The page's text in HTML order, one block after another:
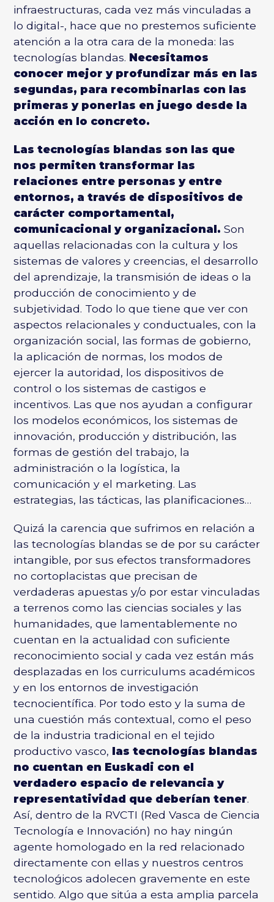
infraestructuras, cada vez más vinculadas a
lo digital-, hace que no prestemos suficiente
atención a la otra cara de la moneda: las
tecnologías blandas. Necesitamos
conocer mejor y profundizar más en las
segundas, para recombinarlas con las
primeras y ponerlas en juego desde la
acción en lo concreto.
Lastecnologías blandas son las que
nos permiten transformar las
relaciones entre personas y entre
entornos, a través de dispositivos de
carácter comportamental,
comunicacional y organizacional. Son
aquellas relacionadas con la cultura y los
sistemas de valores y creencias, el desarrollo
del aprendizaje, la transmisión de ideas o la
producción de conocimiento y de
subjetividad. Todo lo que tiene que ver con
aspectos relacionales y conductuales, con la
organización social, las formas de gobierno,
la aplicación de normas, los modos de
ejercer la autoridad, los dispositivos de
control o los sistemas de castigos e
incentivos. Las que nos ayudan a configurar
los modelos económicos, los sistemas de
innovación, producción y distribución, las
formas de gestión del trabajo, la
administración o la logística, la
comunicación y el marketing. Las
estrategias, las tácticas, las planificaciones…
Quizá la carencia que sufrimos en relación a
las tecnologías blandas se de por su carácter
intangible, por sus efectos transformadores
no cortoplacistas que precisan de
verdaderas apuestas y/o por estar vinculadas
a terrenos como las ciencias sociales y las
humanidades, que lamentablemente no
cuentan en la actualidad con suficiente
reconocimiento social y cada vez están más
desplazadas en los curriculums académicos
y en los entornos de investigación
tecnocientífica. Por todo esto y la suma de
una cuestión más contextual, como el peso
de la industria tradicional en el tejido
productivo vasco, las tecnologías blandas
no cuentan en Euskadi con el
verdadero espacio de relevancia y
representatividad que deberían tener.
Así, dentro de la RVCTI (Red Vasca de Ciencia
Tecnología e Innovación) no hay ningún
agente homologado en la red relacionado
directamente con ellas y nuestros centros
tecnoloǵicos adolecen gravemente en este
sentido. Algo que sitúa a esta amplia parcela